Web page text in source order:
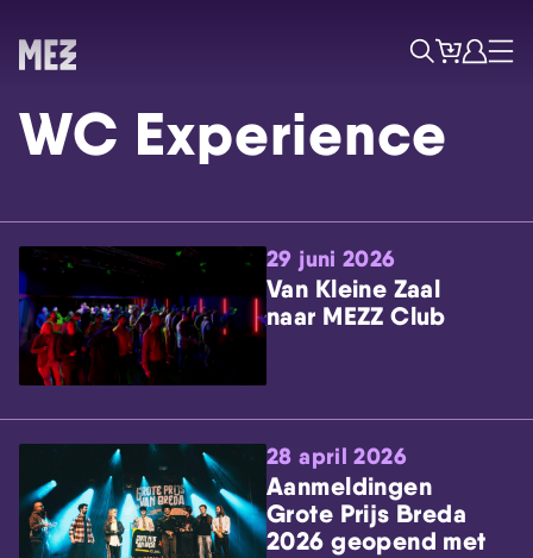
Skip navigatie
ZoekTicketsAccount
Menu
WC Experience
29 juni 2026
Van Kleine Zaal
naar MEZZ Club
28 april 2026
Aanmeldingen
Grote Prijs Breda
2026 geopend met